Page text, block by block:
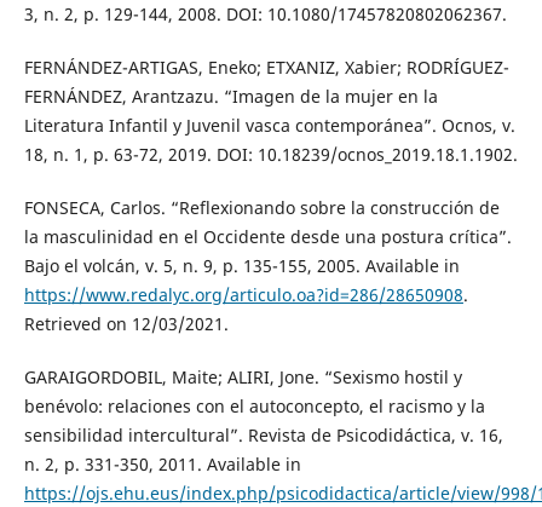
3, n. 2, p. 129-144, 2008. DOI: 10.1080/17457820802062367.
FERNÁNDEZ-ARTIGAS, Eneko; ETXANIZ, Xabier; RODRÍGUEZ-
FERNÁNDEZ, Arantzazu. “Imagen de la mujer en la
Literatura Infantil y Juvenil vasca contemporánea”. Ocnos, v.
18, n. 1, p. 63-72, 2019. DOI: 10.18239/ocnos_2019.18.1.1902.
FONSECA, Carlos. “Reflexionando sobre la construcción de
la masculinidad en el Occidente desde una postura crítica”.
Bajo el volcán, v. 5, n. 9, p. 135-155, 2005. Available in
https://www.redalyc.org/articulo.oa?id=286/28650908.
Retrieved on 12/03/2021.
GARAIGORDOBIL, Maite; ALIRI, Jone. “Sexismo hostil y
benévolo: relaciones con el autoconcepto, el racismo y la
sensibilidad intercultural”. Revista de Psicodidáctica, v. 16,
n. 2, p. 331-350, 2011. Available in
https://ojs.ehu.eus/index.php/psicodidactica/article/view/998/